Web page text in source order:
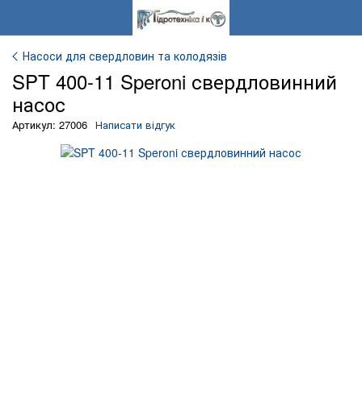
Насоси для свердловин та колодязів
SPT 400-11 Speroni свердловинний
насос
Артикул: 27006 Написати відгук